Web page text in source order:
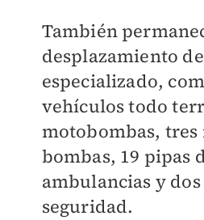
También
desplazamiento
especializado,
vehículos todo
motobombas,
bombas, 19 pipas
ambulancias y
seguridad.